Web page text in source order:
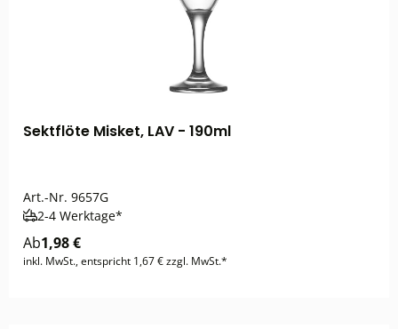
Sektflöte Misket, LAV - 190ml
Art.-Nr. 9657G
2-4 Werktage*
Ab1,98 €
inkl. MwSt., entspricht 1,67 € zzgl. MwSt.*